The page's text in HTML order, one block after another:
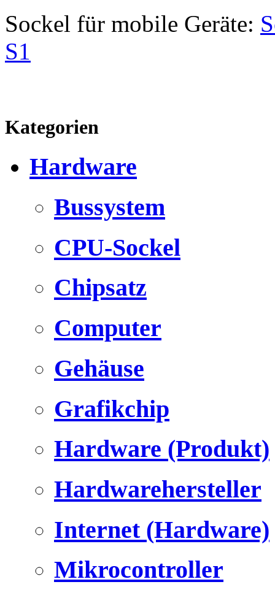
Sockel für mobile Geräte:
S1
Kategorien
Hardware
Bussystem
CPU-Sockel
Chipsatz
Computer
Gehäuse
Grafikchip
Hardware (Produkt)
Hardwarehersteller
Internet (Hardware)
Mikrocontroller